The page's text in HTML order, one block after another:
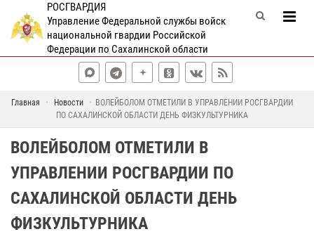
РОСГВАРДИЯ
Управление Федеральной службы войск
национальной гвардии Российской
Федерации по Сахалинской области
Главная Новости
ВОЛЕЙБОЛОМ ОТМЕТИЛИ В УПРАВЛЕНИИ РОСГВАРДИИ
ПО САХАЛИНСКОЙ ОБЛАСТИ ДЕНЬ ФИЗКУЛЬТУРНИКА
ВОЛЕЙБОЛОМ ОТМЕТИЛИ В
УПРАВЛЕНИИ РОСГВАРДИИ ПО
САХАЛИНСКОЙ ОБЛАСТИ ДЕНЬ
ФИЗКУЛЬТУРНИКА